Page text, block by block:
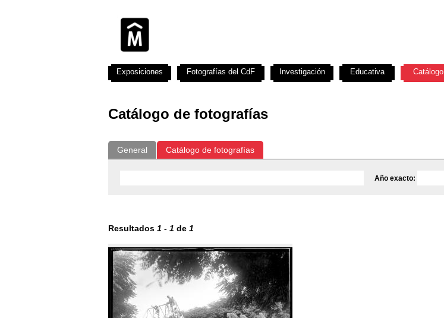
Catálogo de fotografías
General Catálogo de fotografías
Año exacto:
Resultados 1 - 1 de 1
Exposiciones Fotografías del CdF Investigación Educativa Catálogo